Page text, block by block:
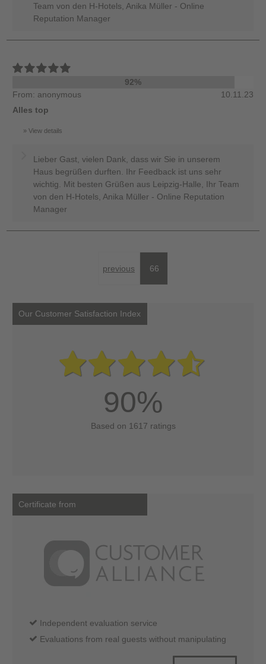
Team von den H-Hotels, Anika Müller - Online
Reputation Manager
92%
From: anonymous
10.11.23
Alles top
View details
Lieber Gast, vielen Dank, dass wir Sie in unserem
Haus begrüßen durften. Ihr Feedback ist uns sehr
wichtig. Mit besten Grüßen aus Leipzig-Halle, Ihr Team
von den H-Hotels, Anika Müller - Online Reputation
Manager
previous 66
Our Customer Satisfaction Index
90%
Based on 1617 ratings
Certificate from
Independent evaluation service
Evaluations from real guests without manipulating